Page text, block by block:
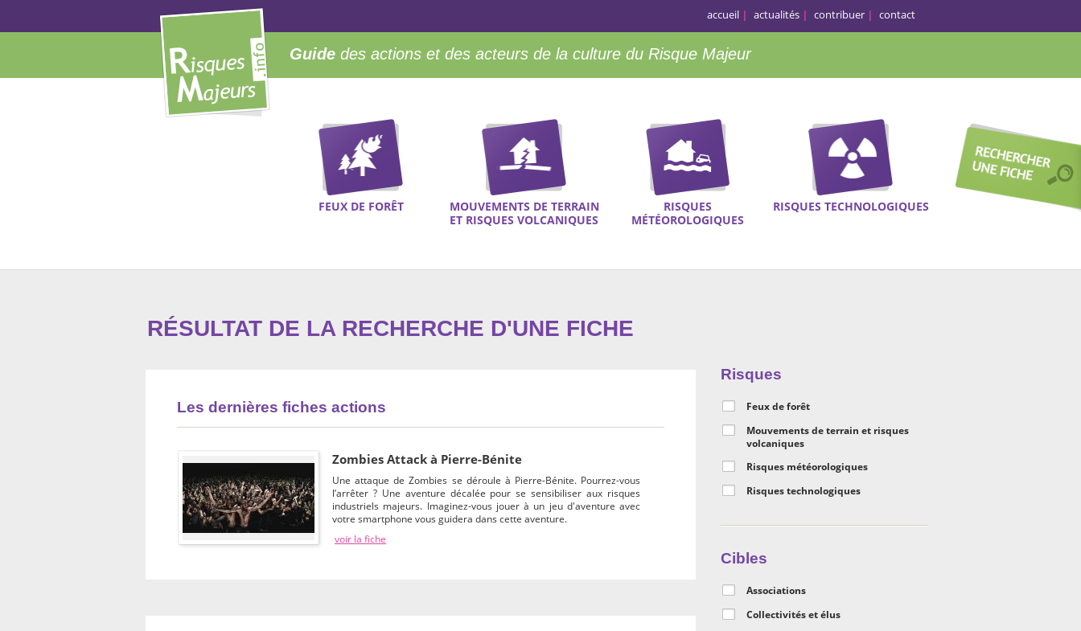
accueil actualités contribuer contact
Guide des actions et des acteurs de la culture du Risque Majeur
FEUX DE FORÊT
MOUVEMENTS DE TERRAIN
ET RISQUES VOLCANIQUES
RISQUES
MÉTÉOROLOGIQUES
RISQUES TECHNOLOGIQUES
RÉSULTAT DE LA RECHERCHE D'UNE FICHE
Les dernières fiches actions
Zombies Attack à Pierre-Bénite
Une attaque de Zombies se déroule à Pierre-Bénite. Pourrez-vous
l’arrêter ? Une aventure décalée pour se sensibiliser aux risques
industriels majeurs. Imaginez-vous jouer à un jeu d'aventure avec
votre smartphone vous guidera dans cette aventure.
voir la fiche
Risques
Feux de forêt
Mouvements de terrain et risques
volcaniques
Risques météorologiques
Risques technologiques
Cibles
Associations
Collectivités et élus